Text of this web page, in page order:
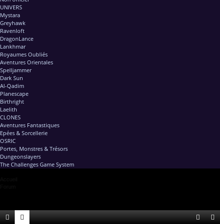
UNIVERS
Mystara
Greyhawk
Ravenloft
DragonLance
Lankhmar
Royaumes Oubliés
Aventures Orientales
Spelljammer
Dark Sun
Al-Qadim
Planescape
Birthright
Laelith
CLONES
Aventures Fantastiques
Epées & Sorcellerie
OSRIC
Portes, Monstres & Trésors
Dungeonslayers
The Challenges Game System